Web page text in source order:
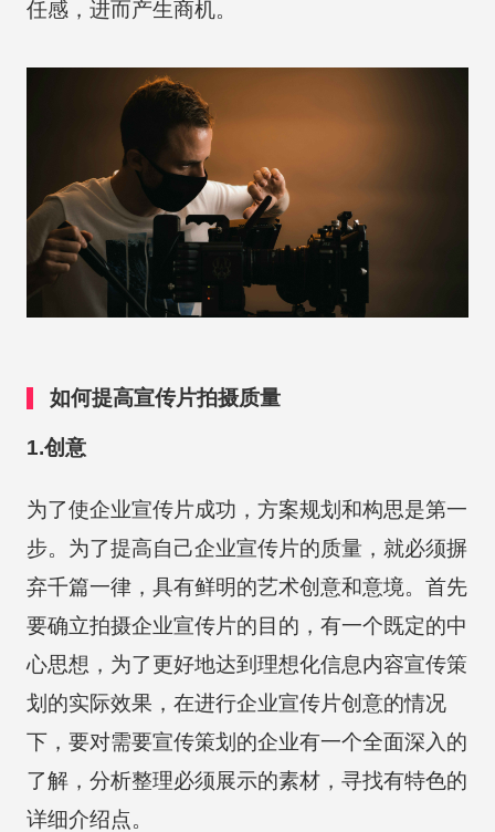
任感，进而产生商机。
如何提高宣传片拍摄质量
1.创意
为了使企业宣传片成功，方案规划和构思是第一
步。为了提高自己企业宣传片的质量，就必须摒
弃千篇一律，具有鲜明的艺术创意和意境。首先
要确立拍摄企业宣传片的目的，有一个既定的中
心思想，为了更好地达到理想化信息内容宣传策
划的实际效果，在进行企业宣传片创意的情况
下，要对需要宣传策划的企业有一个全面深入的
了解，分析整理必须展示的素材，寻找有特色的
详细介绍点。